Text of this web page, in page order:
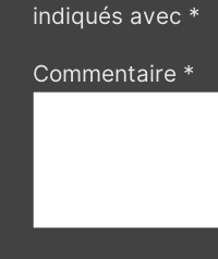
indiqués avec *
Commentaire *